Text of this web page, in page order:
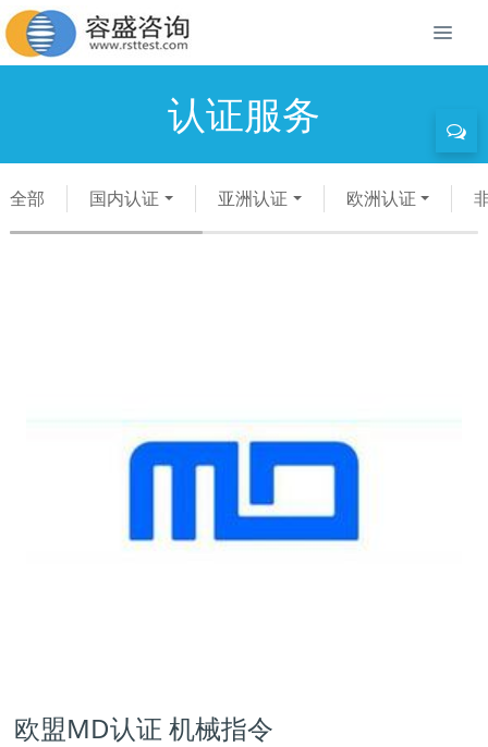
认证服务
全部 国内认证 亚洲认证 欧洲认证
欧盟MD认证 机械指令